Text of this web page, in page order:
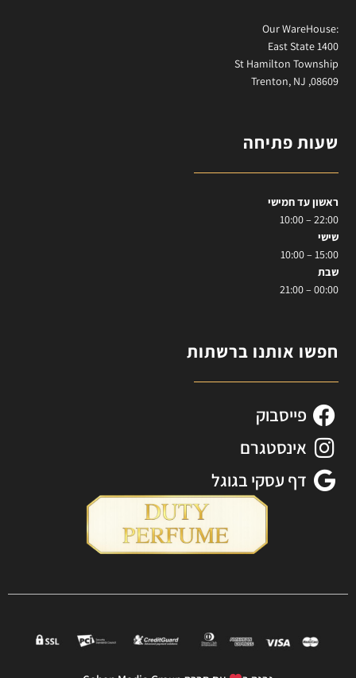
:Our WareHouse
East State 1400
St Hamilton Township
Trenton, NJ ,08609
שעות פתיחה
ראשון עד חמישי
22:00 – 10:00
שישי
15:00 – 10:00
שבת
00:00 – 21:00
חפשו אותנו ברשתות
פייסבוק
אינסטגרם
דף עסקי בגוגל